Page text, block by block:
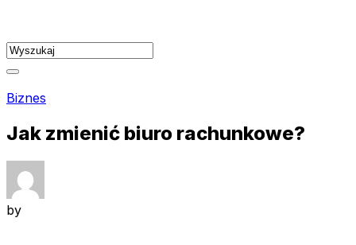
content
Biznes
Jak zmienić biuro rachunkowe?
by